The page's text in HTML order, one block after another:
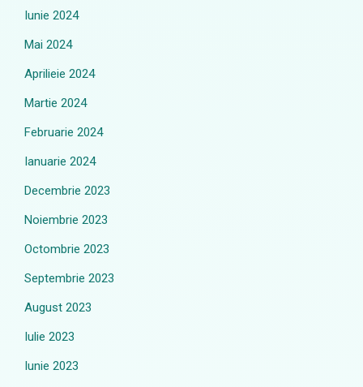
Iunie 2024
Mai 2024
Aprilieie 2024
Martie 2024
Februarie 2024
Ianuarie 2024
Decembrie 2023
Noiembrie 2023
Octombrie 2023
Septembrie 2023
August 2023
Iulie 2023
Iunie 2023